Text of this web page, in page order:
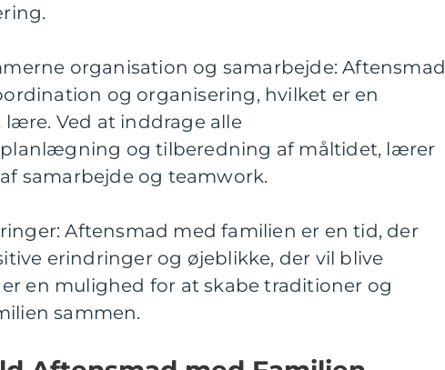
organisation og samarbejde: Aftensmad
og organisering, hvilket er en
Ved at inddrage alle
og tilberedning af måltidet, lærer
samarbejde og teamwork.
Aftensmad med familien er en tid, der
erindringer og øjeblikke, der vil blive
en mulighed for at skabe traditioner og
sammen.